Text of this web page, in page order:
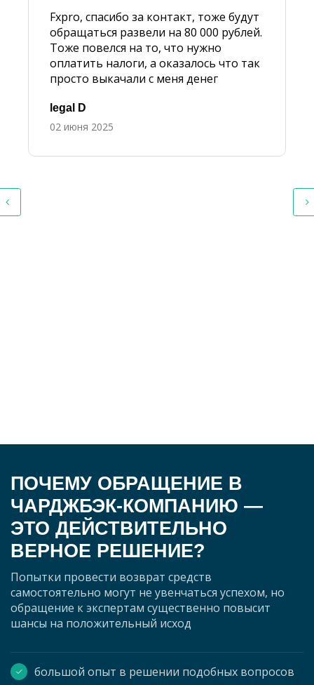
Fxpro, спасибо за контакт, тоже будут
обращаться развели на 80 000 рублей.
Тоже повелся на то, что нужно
оплатить налоги, а оказалось что так
просто выкачали с меня денег
legal D
02 июня 2025
ПОЧЕМУ ОБРАЩЕНИЕ В
ЧАРДЖБЭК-КОМПАНИЮ —
ЭТО ДЕЙСТВИТЕЛЬНО
ВЕРНОЕ РЕШЕНИЕ?
Попытки провести возврат средств
самостоятельно могут не увенчаться успехом, но
обращение к экспертам существенно повысит
шансы на положительный исход
большой опыт в решении подобных вопросов